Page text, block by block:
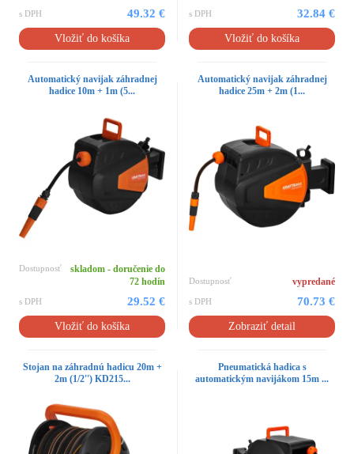
s DPH 49.32 €
Vložiť do košíka
s DPH 32.84 €
Vložiť do košíka
Automatický navijak záhradnej
hadice 10m + 1m (5...
Dostupnosť
skladom - doručenie do
72 hodín
s DPH 29.52 €
Vložiť do košíka
Automatický navijak záhradnej
hadice 25m + 2m (1...
Dostupnosť vypredané
s DPH 70.73 €
Zobraziť detail
Stojan na záhradnú hadicu 20m +
2m (1/2'') KD215...
Pneumatická hadica s
automatickým navijákom 15m ...